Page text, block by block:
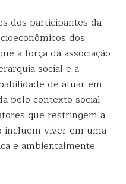
dos participantes da
dos
a força da associação
social e a
de atuar em
pelo contexto social
que restringem a
incluem viver em uma
e ambientalmente